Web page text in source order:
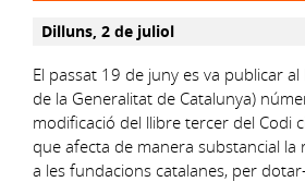
Dilluns, 2 de juliol
El passat 19 de juny es va publicar al
de la Generalitat de Catalunya)
modificació del llibre tercer del Codi
que afecta de manera substancial la
a les fundacions catalanes, per